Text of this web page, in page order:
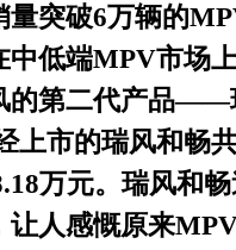
突破6万辆的
中低端MPV市场
的第二代产品——
上市的瑞风和畅
万元。瑞风和
让人感慨原来